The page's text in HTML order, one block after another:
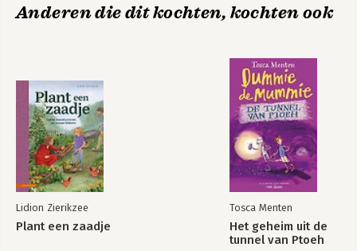
Anderen die dit kochten, kochten ook
Lidion Zierikzee
Plant een zaadje
Tosca Menten
Het geheim uit de
tunnel van Ptoeh